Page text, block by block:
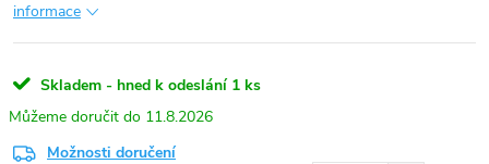
informace
Skladem - hned k odeslání 1 ks
11.8.2026
Možnosti doručení